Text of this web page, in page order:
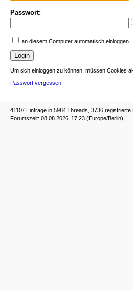
Passwort:
an diesem Computer automatisch einloggen
Um sich einloggen zu können, müssen Cookies
Passwort vergessen
41107 Einträge in 5984 Threads, 3736
Forumszeit: 08.08.2026, 17:23 (Europe/Berlin)